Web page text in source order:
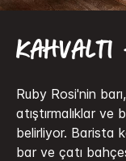
Ruby Rosi'nin
atıştırmalıklar ve
belirliyor. Barista
bar ve çatı